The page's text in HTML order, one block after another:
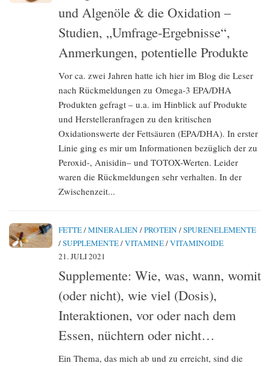
und Algenöle & die Oxidation –
Studien, „Umfrage-Ergebnisse“,
Anmerkungen, potentielle Produkte
Vor ca. zwei Jahren hatte ich hier im Blog die Leser
nach Rückmeldungen zu Omega-3 EPA/DHA
Produkten gefragt – u.a. im Hinblick auf Produkte
und Herstelleranfragen zu den kritischen
Oxidationswerte der Fettsäuren (EPA/DHA). In erster
Linie ging es mir um Informationen bezüglich der zu
Peroxid-, Anisidin– und TOTOX-Werten. Leider
waren die Rückmeldungen sehr verhalten. In der
Zwischenzeit...
FETTE/MINERALIEN /PROTEIN /SPURENELEMENTE
/SUPPLEMENTE/VITAMINE/VITAMINOIDE
21. JULI 2021
Supplemente: Wie, was, wann, womit
(oder nicht), wie viel (Dosis),
Interaktionen, vor oder nach dem
Essen, nüchtern oder nicht…
Ein Thema, das mich ab und zu erreicht, sind die